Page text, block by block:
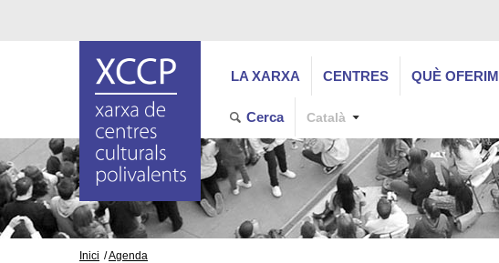
LA XARXA CENTRES QUÈ OFERIM
Cerca Català
Inici Agenda